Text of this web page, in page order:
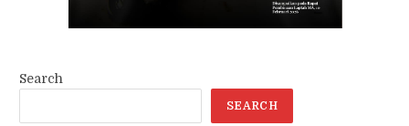
Search
SEARCH